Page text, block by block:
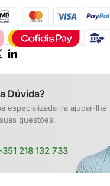
Dúvida?
especializada irá ajudar-lhe
questões.
218 132 733